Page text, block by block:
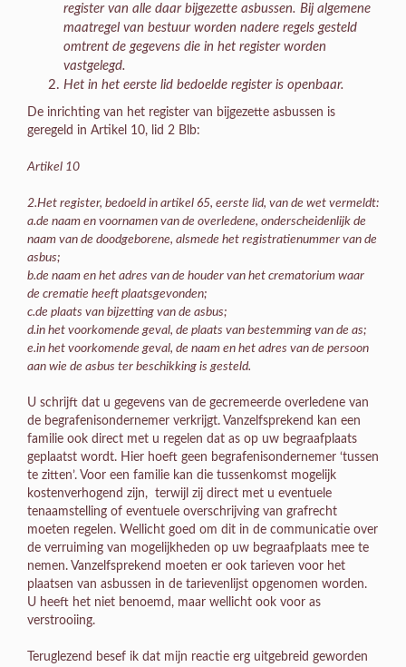
register van alle daar bijgezette asbussen. Bij algemene
maatregel van bestuur worden nadere regels gesteld
omtrent de gegevens die in het register worden
vastgelegd.
Het in het eerste lid bedoelde register is openbaar.
De inrichting van het register van bijgezette asbussen is
geregeld in Artikel 10, lid 2 Blb:
Artikel 10
2.Het register, bedoeld in artikel 65, eerste lid, van de wet vermeldt:
a.de naam en voornamen van de overledene, onderscheidenlijk de
naam van de doodgeborene, alsmede het registratienummer van de
asbus;
b.de naam en het adres van de houder van het crematorium waar
de crematie heeft plaatsgevonden;
c.de plaats van bijzetting van de asbus;
d.in het voorkomende geval, de plaats van bestemming van de as;
e.in het voorkomende geval, de naam en het adres van de persoon
aan wie de asbus ter beschikking is gesteld.
U schrijft dat u gegevens van de gecremeerde overledene van
de begrafenisondernemer verkrijgt. Vanzelfsprekend kan een
familie ook direct met u regelen dat as op uw begraafplaats
geplaatst wordt. Hier hoeft geen begrafenisondernemer ‘tussen
te zitten’. Voor een familie kan die tussenkomst mogelijk
kostenverhogend zijn, terwijl zij direct met u eventuele
tenaamstelling of eventuele overschrijving van grafrecht
moeten regelen. Wellicht goed om dit in de communicatie over
de verruiming van mogelijkheden op uw begraafplaats mee te
nemen. Vanzelfsprekend moeten er ook tarieven voor het
plaatsen van asbussen in de tarievenlijst opgenomen worden.
U heeft het niet benoemd, maar wellicht ook voor as
verstrooiing.
Teruglezend besef ik dat mijn reactie erg uitgebreid geworden